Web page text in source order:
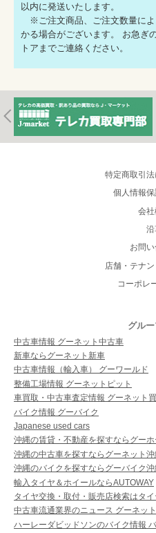
以内に発送いたします。
※ご注文商品、ご注文数量によ
かる場合がございます。 お急ぎ
トアまでご連絡ください。
特定商取引
個人情報
会
お問
店舗・テナ
コーポレ
グル
中古車情報 グーネット中古車
新車ならグーネット新車
中古車情報（輸入車） グーワールド
整備工場情報 グーネットピット
車買取・中古車査定情報 グーネット
バイク情報 グーバイク
Japanese used cars
沖縄の賃貸・不動産を探すならグーホ
沖縄の中古車を探すならグーネット沖
沖縄のバイクを探すならグーバイク
輸入タイヤ＆ホイールならAUTOWAY
タイヤ交換・取付・販売店検索はタイ
中古車流通業界のニュース グーネッ
ハーレーダビッドソンのバイク情報